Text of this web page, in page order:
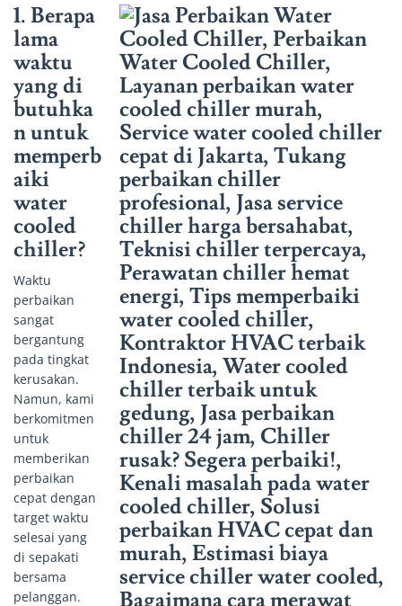
1. Berapa
lama
waktu
yang di
butuhka
n untuk
memperb
aiki
water
cooled
chiller?
Waktu
perbaikan
sangat
bergantung
pada tingkat
kerusakan.
Namun, kami
berkomitmen
untuk
memberikan
perbaikan
cepat dengan
target waktu
selesai yang
di sepakati
bersama
pelanggan.